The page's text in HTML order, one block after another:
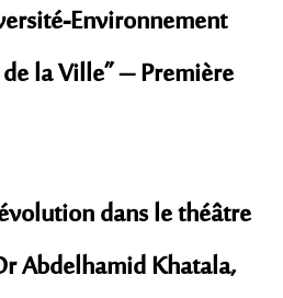
Environnement
la Ville” – Première
dans le théâtre
Abdelhamid Khatala,